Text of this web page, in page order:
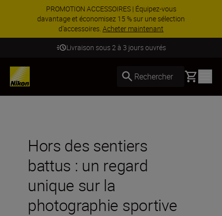
PROMOTION ACCESSOIRES | Équipez-vous
davantage et économisez 15 % sur une sélection
d’accessoires. Acheter maintenant
Livraison sous 2 à 3 jours ouvrés
Rechercher Basket
Hors des sentiers
battus : un regard
unique sur la
photographie sportive